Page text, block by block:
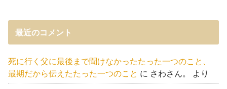
最近のコメント
死に行く父に最後まで聞けなかったたった一つのこと、
最期だから伝えたたった一つのこと に さわさん。 より